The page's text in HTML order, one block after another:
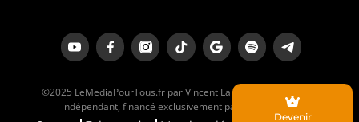
©2025 LeMediaPourTous.fr par Vincent Lapierre est un média
indépendant, financé exclusivement par ses lecteurs.
Devenir